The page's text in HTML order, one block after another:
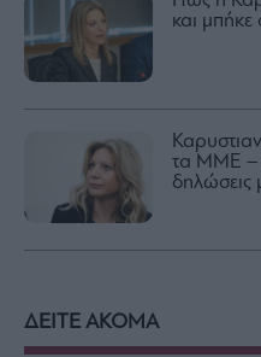
και μπήκε
τα ΜΜΕ –
δηλώσεις
ΔΕΙΤΕ ΑΚΟΜΑ